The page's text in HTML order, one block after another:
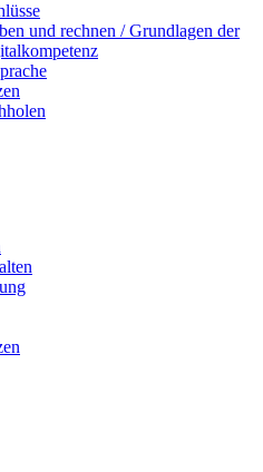
und rechnen / Grundlagen der